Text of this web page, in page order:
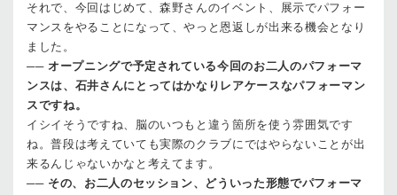
それで、今回はじめて、森野さんのイベント、展示でパフォー
マンスをやることになって、やっと恩返しが出来る機会となり
ました。
── オープニングで予定されている今回のお二人のパフォーマ
ンスは、石井さんにとってはかなりレアケースなパフォーマン
スですね。
イシイ そうですね、脳のいつもと違う箇所を使う雰囲気です
ね。普段は考えていても実際のクラブにではやらないことが出
来るんじゃないかなと考えてます。
── その、お二人のセッション、どういった形態でパフォーマ